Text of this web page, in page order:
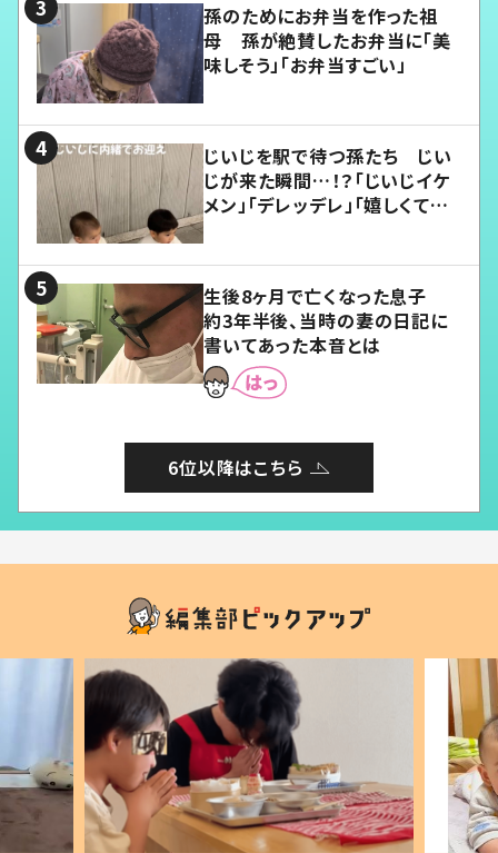
孫のためにお弁当を作った祖
母 孫が絶賛したお弁当に「美
味しそう」「お弁当すごい」
じいじを駅で待つ孫たち じい
じが来た瞬間…！？「じいじイケ
メン」「デレッデレ」「嬉しくて可
生後8ヶ月で亡くなった息子
約3年半後、当時の妻の日記に
書いてあった本音とは
6位以降はこちら